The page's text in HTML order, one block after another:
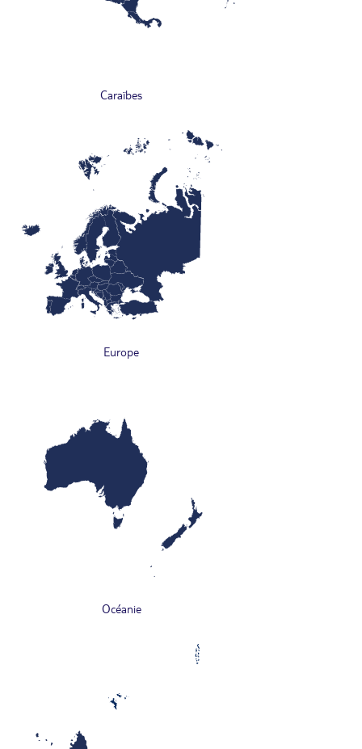
Caraïbes
Europe
Océanie